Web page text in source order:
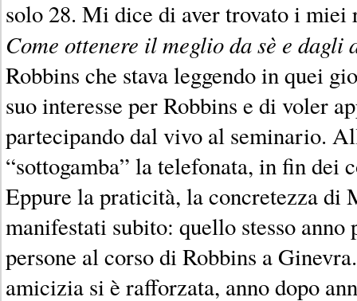
solo 28. Mi dice di aver trovato i
Come ottenere il meglio da sè e dagli
Robbins che stava leggendo in quei
suo interesse per Robbins e di voler
partecipando dal vivo al seminario.
“sottogamba” la telefonata, in fin dei
Eppure la praticità, la concretezza di
manifestati subito: quello stesso
persone al corso di Robbins a
amicizia si è rafforzata, anno dopo